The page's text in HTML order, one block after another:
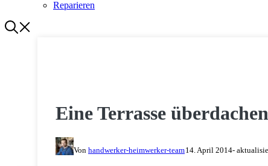
Reparieren
Eine Terrasse
Von handwerker-heimwerker-team14. April 2014-